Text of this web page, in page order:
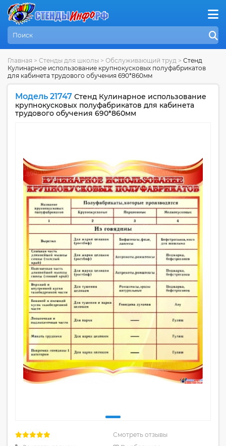
Главная > Стенды для школы > Обслуживающий труд > Стенд
Кулинарное использование крупнокусковых полуфабрикатов
для кабинета трудового обучения 690*860мм
Модель 21747 Стенд Кулинарное использование
крупнокусковых полуфабрикатов для кабинета
трудового обучения 690*860мм
Смотреть отзывы